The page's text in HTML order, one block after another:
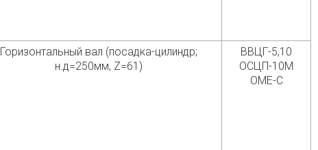
Горизонтальный вал (посадка-цилиндр;
н.д=250мм, Z=61)
ВВЦГ-5,10
ОСЦП-10М
ОМЕ-С